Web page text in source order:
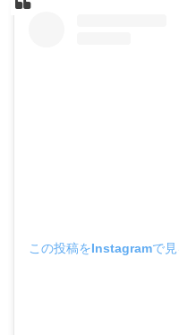
この投稿をInstagramで見